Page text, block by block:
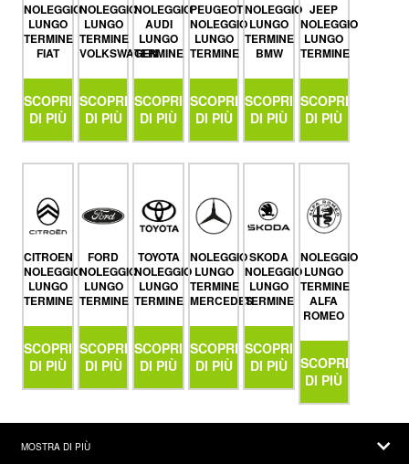
NOLEGGIO
LUNGO
TERMINE
FIAT
SCOPRI
DI PIÙ
NOLEGGIO
LUNGO
TERMINE
VOLKSWAGEN
SCOPRI
DI PIÙ
NOLEGGIO
AUDI
LUNGO
TERMINE
SCOPRI
DI PIÙ
PEUGEOT
NOLEGGIO
LUNGO
TERMINE
SCOPRI
DI PIÙ
NOLEGGIO
LUNGO
TERMINE
BMW
SCOPRI
DI PIÙ
JEEP
NOLEGGIO
LUNGO
TERMINE
SCOPRI
DI PIÙ
CITROEN
NOLEGGIO
LUNGO
TERMINE
SCOPRI
DI PIÙ
FORD
NOLEGGIO
LUNGO
TERMINE
SCOPRI
DI PIÙ
TOYOTA
NOLEGGIO
LUNGO
TERMINE
SCOPRI
DI PIÙ
NOLEGGIO
LUNGO
TERMINE
MERCEDES
SCOPRI
DI PIÙ
SKODA
NOLEGGIO
LUNGO
TERMINE
SCOPRI
DI PIÙ
NOLEGGIO
LUNGO
TERMINE
ALFA
ROMEO
SCOPRI
DI PIÙ
MOSTRA DI PIÙ